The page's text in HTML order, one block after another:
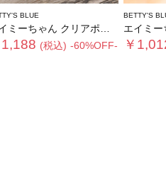
BLUE
ミーちゃん クリアポーチ
1,188 (税込) -60%OFF-
BETTY'S
エイミーち
￥